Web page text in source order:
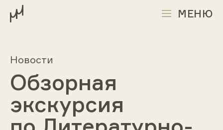
МЕНЮ
Новости
Обзорная
экскурсия